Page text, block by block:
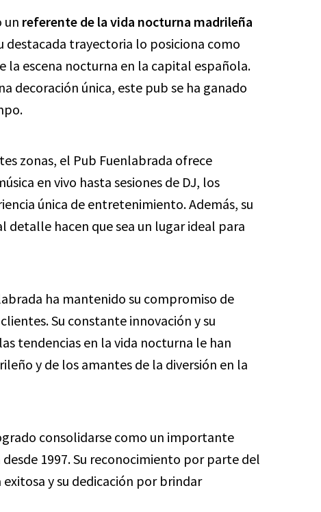
un referente de la vida nocturna madrileña
destacada trayectoria lo posiciona como
la escena nocturna en la capital española.
decoración única, este pub se ha ganado
zonas, el Pub Fuenlabrada ofrece
en vivo hasta sesiones de DJ, los
única de entretenimiento. Además, su
detalle hacen que sea un lugar ideal para
ha mantenido su compromiso de
Su constante innovación y su
tendencias en la vida nocturna le han
y de los amantes de la diversión en la
consolidarse como un importante
1997. Su reconocimiento por parte del
y su dedicación por brindar